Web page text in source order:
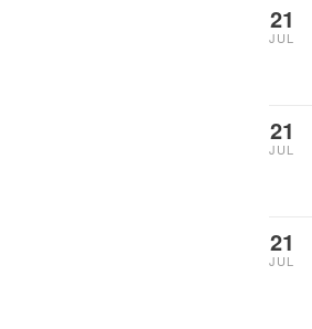
21
JUL
21
JUL
21
JUL